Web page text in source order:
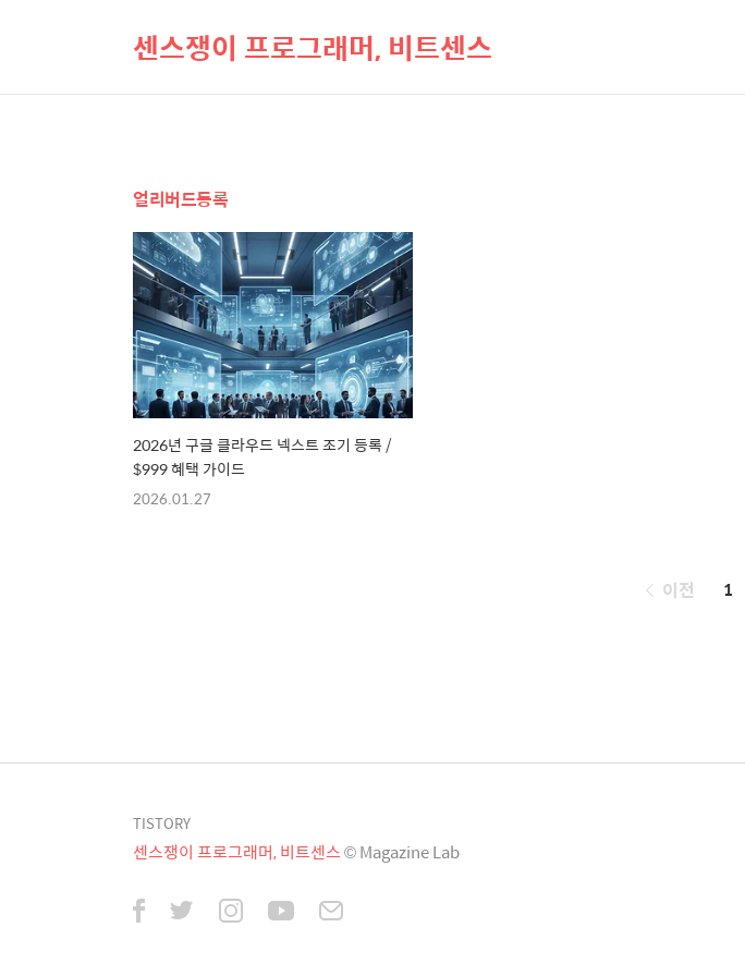
센스쟁이 프로그래머, 비트센스
얼리버드등록
2026년 구글 클라우드 넥스트 조기 등록 /
$999 혜택 가이드
2026.01.27
페
이전 1
TISTORY
센스쟁이 프로그래머, 비트센스© Magazine Lab